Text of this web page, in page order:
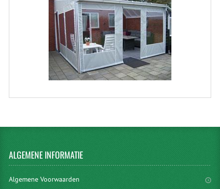
ALGEMENEINFORMATIE
Algemene Voorwaarden